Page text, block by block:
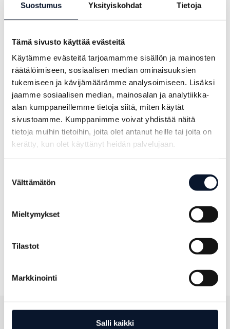
Suostumus Yksityiskohdat Tietoja
Tämä sivusto käyttää evästeitä
Käytämme evästeitä tarjoamamme sisällön ja mainosten
räätälöimiseen, sosiaalisen median ominaisuuksien
tukemiseen ja kävijämäärämme analysoimiseen. Lisäksi
jaamme sosiaalisen median, mainosalan ja analytiikka-
alan kumppaneillemme tietoja siitä, miten käytät
sivustoamme. Kumppanimme voivat yhdistää näitä
tietoja muihin tietoihin, joita olet antanut heille tai joita on
kerätty, kun olet käyttänyt heidän palvelujaan.
valinta
Välttämätön
Mieltymykset
Tilastot
Markkinointi
Salli kaikki
TO-SU (4päivän)vierailijapassi (sis. to-la louas ja
Torstai (1päivä)/ vierailijapassi (sis. lounas ja
päivällinen) 30€
Perjantai (1päivä)/ vierailijapassi (sis. lounas ja
päivällinen) 30€
Lauantai (1päivä)/ vierailijapassi (sis. lounas ja
päivällinen) 30€
Sunnuntai (1päivä)
/ vierailijapassi (sis. lounas)